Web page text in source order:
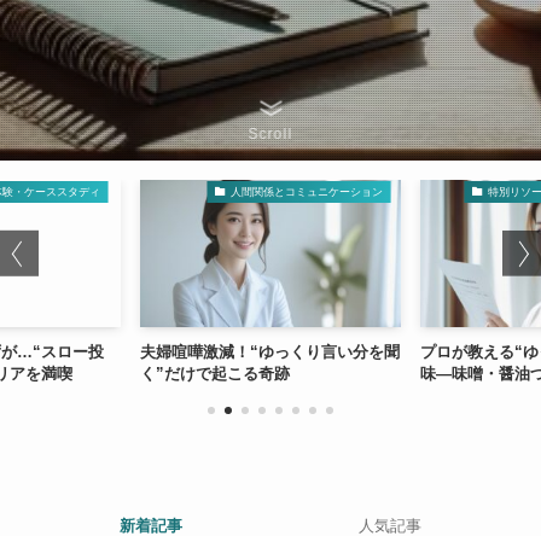
Scroll
・ケーススタディ
が…“スロー投
アを満喫
人間関係とコミュニケーション
夫婦喧嘩激減！“ゆっくり言い分を聞
く”だけで起こる奇跡
特別リソ
プロが教える“
味—味噌・醤油
新着記事 人気記事